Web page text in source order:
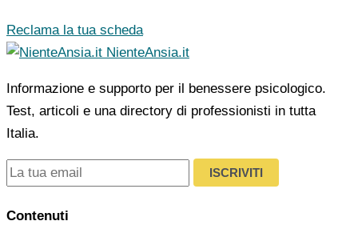
Reclama la tua scheda
NienteAnsia.it
Informazione e supporto per il benessere psicologico.
Test, articoli e una directory di professionisti in tutta
Italia.
ISCRIVITI
Contenuti